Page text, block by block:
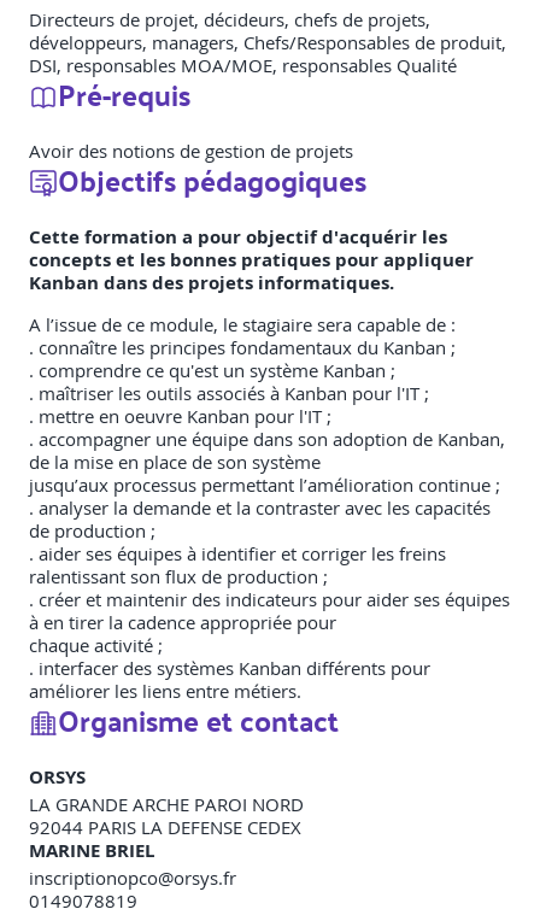
Directeurs de projet, décideurs, chefs de projets,
développeurs, managers, Chefs/Responsables de produit,
DSI, responsables MOA/MOE, responsables Qualité
Pré-requis
Avoir des notions de gestion de projets
Objectifs pédagogiques
Cette formation a pour objectif d'acquérir les
concepts et les bonnes pratiques pour appliquer
Kanban dans des projets informatiques.
A l’issue de ce module, le stagiaire sera capable de :
. connaître les principes fondamentaux du Kanban ;
. comprendre ce qu'est un système Kanban ;
. maîtriser les outils associés à Kanban pour l'IT ;
. mettre en oeuvre Kanban pour l'IT ;
. accompagner une équipe dans son adoption de Kanban,
de la mise en place de son système
jusqu’aux processus permettant l’amélioration continue ;
. analyser la demande et la contraster avec les capacités
de production ;
. aider ses équipes à identifier et corriger les freins
ralentissant son flux de production ;
. créer et maintenir des indicateurs pour aider ses équipes
à en tirer la cadence appropriée pour
chaque activité ;
. interfacer des systèmes Kanban différents pour
améliorer les liens entre métiers.
Organisme et contact
ORSYS
LA GRANDE ARCHE PAROI NORD
92044 PARIS LA DEFENSE CEDEX
MARINE BRIEL
inscriptionopco@orsys.fr
0149078819